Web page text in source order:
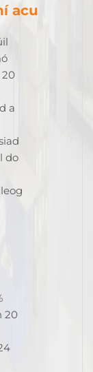
acu
a
do
20